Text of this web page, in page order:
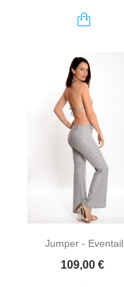
Jumper - Eventail
Prix
109,00 €